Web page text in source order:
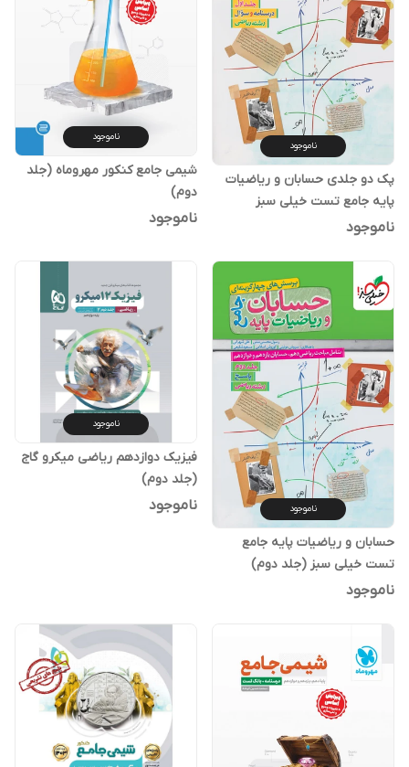
ناموجود
پک دو جلدی حسابان و ریاضیات
پایه جامع تست خیلی سبز
ناموجود
ناموجود
شیمی جامع کنکور مهروماه (جلد
دوم)
ناموجود
ناموجود
حسابان و ریاضیات پایه جامع
تست خیلی سبز (جلد دوم)
ناموجود
ناموجود
فیزیک دوازدهم ریاضی میکرو گاج
(جلد دوم)
ناموجود